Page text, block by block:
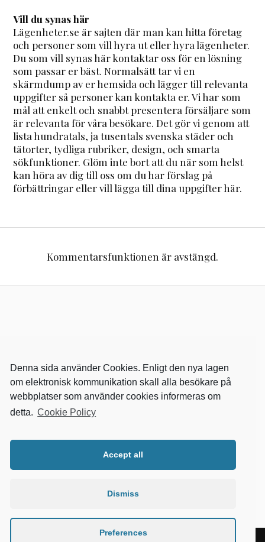
Vill du synas här
Lägenheter.se är sajten där man kan hitta företag
och personer som vill hyra ut eller hyra lägenheter.
Du som vill synas här kontaktar oss för en lösning
som passar er bäst. Normalsätt tar vi en
skärmdump av er hemsida och lägger till relevanta
uppgifter så personer kan kontakta er. Vi har som
mål att enkelt och snabbt presentera försäljare som
är relevanta för våra besökare. Det gör vi genom att
lista hundratals, ja tusentals svenska städer och
tätorter, tydliga rubriker, design, och smarta
sökfunktioner. Glöm inte bort att du när som helst
kan höra av dig till oss om du har förslag på
förbättringar eller vill lägga till dina uppgifter här.
Kommentarsfunktionen är avstängd.
Denna sida använder Cookies. Enligt den nya lagen
om elektronisk kommunikation skall alla besökare på
webbplatser som använder cookies informeras om
detta. Cookie Policy
Accept all
Dismiss
Preferences